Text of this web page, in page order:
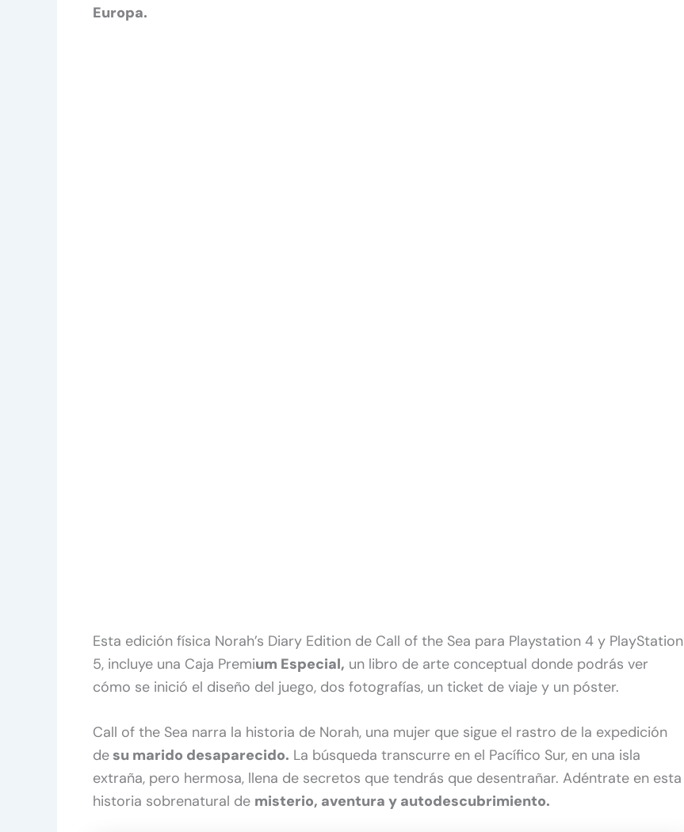
Europa.
Esta edición física Norah’s Diary Edition de Call of the Sea para Playstation 4 y PlayStation
5, incluye una Caja Premium Especial, un libro de arte conceptual donde podrás ver
cómo se inició el diseño del juego, dos fotografías, un ticket de viaje y un póster.
Call of the Sea narra la historia de Norah, una mujer que sigue el rastro de la expedición
de su marido desaparecido. La búsqueda transcurre en el Pacífico Sur, en una isla
extraña, pero hermosa, llena de secretos que tendrás que desentrañar. Adéntrate en esta
historia sobrenatural de misterio, aventura y autodescubrimiento.